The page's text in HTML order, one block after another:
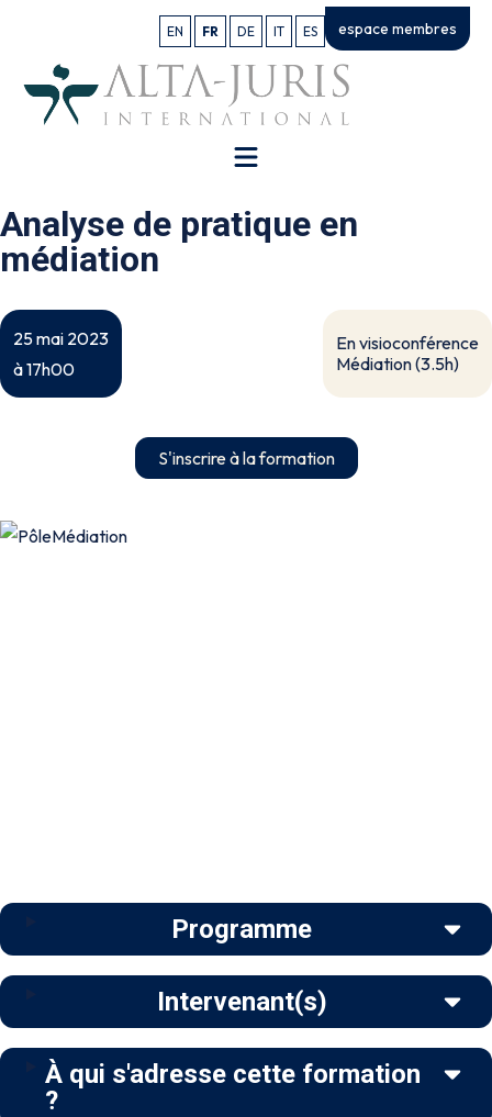
EN FR DE IT ES espace membres
Analyse de pratique en
médiation
25 mai 2023
à 17h00
En visioconférence
Médiation (3.5h)
S'inscrire à la formation
Programme
Intervenant(s)
À qui s'adresse cette formation
?